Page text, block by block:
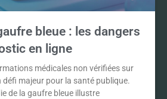
bleue : les dangers
en ligne
médicales non vérifiées sur
majeur pour la santé publique.
de la gaufre bleue illustre